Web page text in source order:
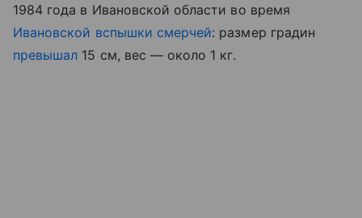
1984 года в Ивановской области во время
Ивановской вспышки смерчей: размер градин
превышал 15 см, вес — около 1 кг.